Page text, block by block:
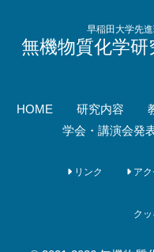
早稲田大学先
無機物質化学
HOME 研究内容
学会・講演会発
リンク アク
ク